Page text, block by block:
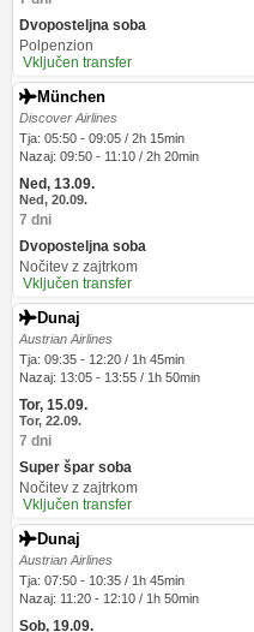
Dvoposteljna soba
Polpenzion
Vključen transfer
München
Discover Airlines
Tja: 05:50 - 09:05 / 2h 15min
Nazaj: 09:50 - 11:10 / 2h 20min
Ned, 13.09.
Ned, 20.09.
7 dni
Dvoposteljna soba
Nočitev z zajtrkom
Vključen transfer
Dunaj
Austrian Airlines
Tja: 09:35 - 12:20 / 1h 45min
Nazaj: 13:05 - 13:55 / 1h 50min
Tor, 15.09.
Tor, 22.09.
7 dni
Super špar soba
Nočitev z zajtrkom
Vključen transfer
Dunaj
Austrian Airlines
Tja: 07:50 - 10:35 / 1h 45min
Nazaj: 11:20 - 12:10 / 1h 50min
Sob, 19.09.